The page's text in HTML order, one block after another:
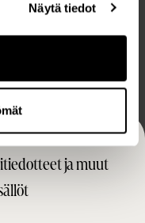
Näytä tiedot
ja muut